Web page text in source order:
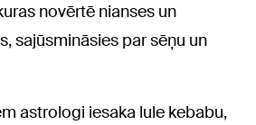
novērtē nianses un
sajūsmināsies par sēņu un
astrologi iesaka lule kebabu,